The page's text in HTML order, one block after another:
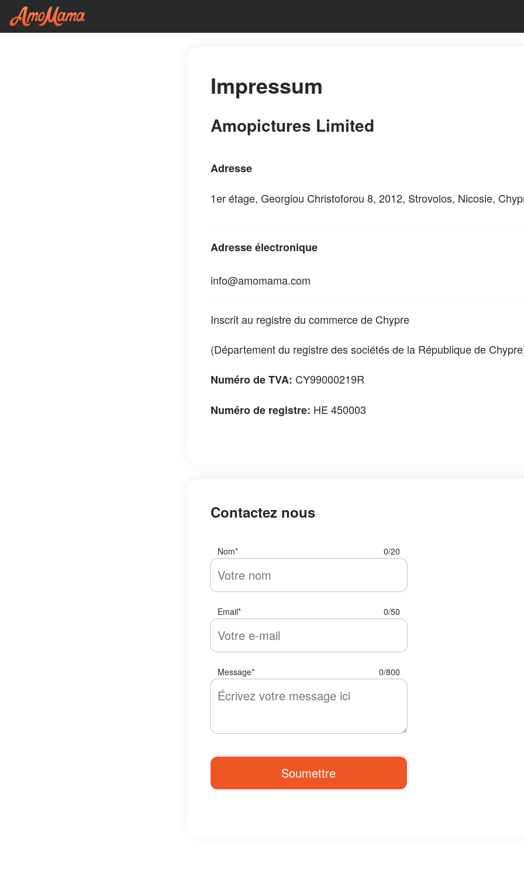
Impressum
Amopictures Limited
Adresse
1er étage, Georgiou Christoforou 8, 2012, Strovolos, Nicosie,
Adresse électronique
info@amomama.com
Inscrit au registre du commerce de Chypre
(Département du registre des sociétés de la République de Chypre
Numéro de TVA: CY99000219R
Numéro de registre: HE 450003
Contactez nous
Nom* 0/20
Email* 0/50
Message* 0/800
Soumettre